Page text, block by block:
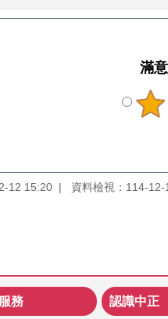
滿
12 15:20 資料檢視：114-
務 認識中正